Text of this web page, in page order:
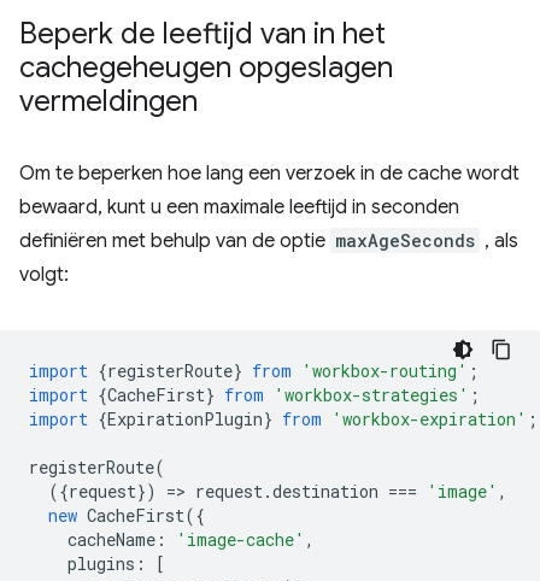
Beperk de leeftijd van in het
cachegeheugen opgeslagen
vermeldingen
Om te beperken hoe lang een verzoek in de cache wordt
bewaard, kunt u een maximale leeftijd in seconden
definiëren met behulp van de optie maxAgeSeconds , als
volgt:
import {registerRoute} from 'workbox-routing' ;
import {CacheFirst} from 'workbox-strategies' ;
import {ExpirationPlugin} from 'workbox-expiration' ;
registerRoute(
({request}) => request.destination === 'image' ,
new CacheFirst({
cacheName : 'image-cache' ,
plugins :
[